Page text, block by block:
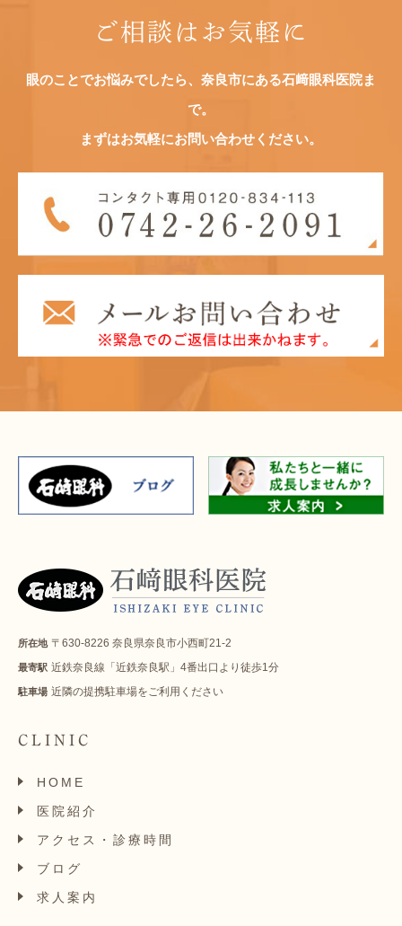
ご相談はお気軽に
眼のことでお悩みでしたら、奈良市にある石﨑眼科医院ま
で。
まずはお気軽にお問い合わせください。
所在地 〒630-8226 奈良県奈良市小西町21-2
最寄駅 近鉄奈良線「近鉄奈良駅」4番出口より徒歩1分
駐車場 近隣の提携駐車場をご利用ください
CLINIC
HOME
医院紹介
アクセス・診療時間
ブログ
求人案内